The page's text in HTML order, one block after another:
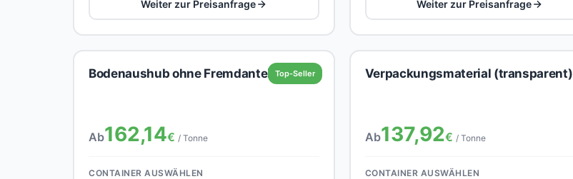
Weiter zur Preisanfrage Weiter zur Preisanfrage
Top-Seller
Bodenaushub ohne Fremdanteil
Ab162,14€ / Tonne
CONTAINER AUSWÄHLEN
Verpackungsmaterial (transparent)
Ab137,92€ / Tonne
CONTAINER AUSWÄHLEN